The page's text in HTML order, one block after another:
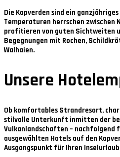
Die Kapverden sind ein
Temperaturen herrschen zwischen
profitieren von guten Sichtweiten
Begegnungen mit Rochen,
Walhaien.
Unsere
Ob komfortables Strandresort,
stilvolle Unterkunft inmitten der
Vulkanlandschaften – nachfolgend
ausgewählten Hotels auf den
Ausgangspunkt für Ihren